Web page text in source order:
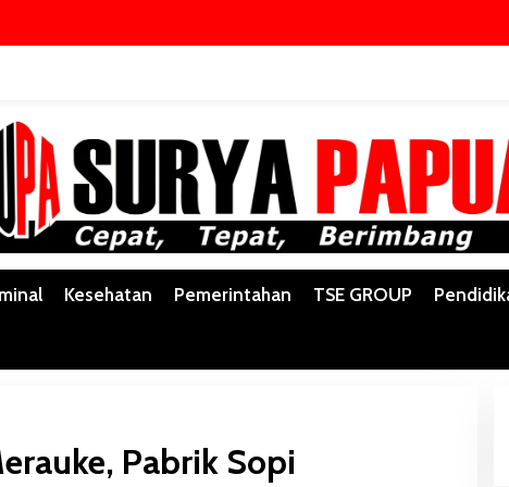
Kesehatan Pemerintahan TSE GROUP
Pabrik Sopi